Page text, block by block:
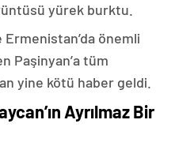
yürek burktu.
önemli
Paşinyan’a tüm
yine kötü haber geldi.
Ayrılmaz Bir